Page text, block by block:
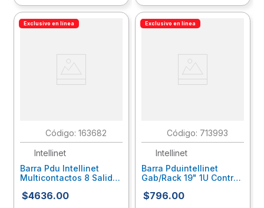
Exclusivo en línea
: 163682
Intellinet
Barra Pdu Intellinet
Multicontactos 8 Salidas
Color Negro
$4636.00
Exclusivo en línea
: 713993
Intellinet
Barra Pduintellinet
Gab/Rack 19" 1U Contra
Contactos Itcpduab002
$796.00